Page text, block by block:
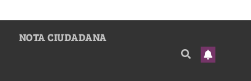
NOTA CIUDADANA